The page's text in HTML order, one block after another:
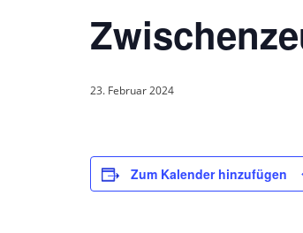
23. Februar 2024
Zum Kalender hinzufügen